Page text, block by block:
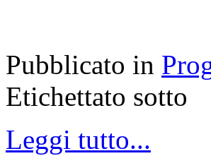
Pubblicato in
Etichettato sotto
Leggi tutto...